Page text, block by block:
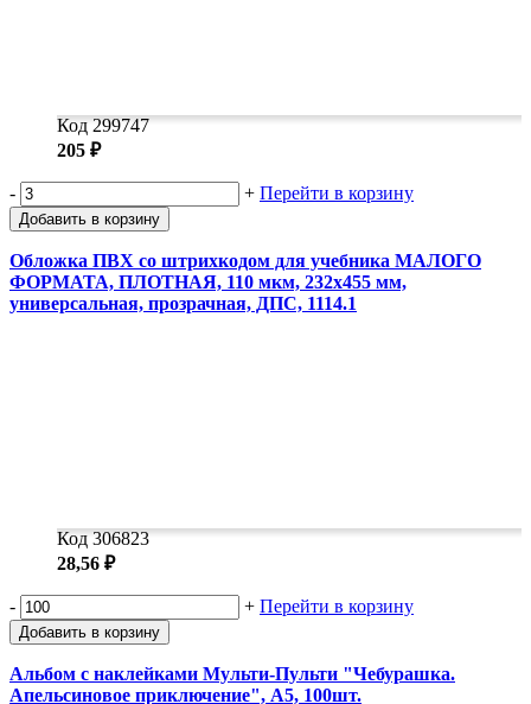
Код 299747
205 ₽
- + Перейти в корзину
Добавить в корзину
Обложка ПВХ со штрихкодом для учебника МАЛОГО
ФОРМАТА, ПЛОТНАЯ, 110 мкм, 232х455 мм,
универсальная, прозрачная, ДПС, 1114.1
Код 306823
28,56 ₽
- + Перейти в корзину
Добавить в корзину
Альбом с наклейками Мульти-Пульти "Чебурашка.
Апельсиновое приключение", А5, 100шт.